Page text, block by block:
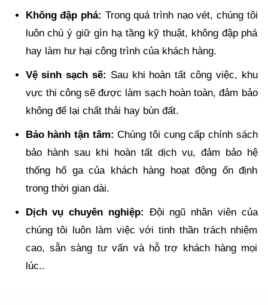
Không đập phá: Trong quá trình nạo vét, chúng tôi
luôn chú ý giữ gìn hạ tầng kỹ thuật, không đập phá
hay làm hư hại công trình của khách hàng.
Vệ sinh sạch sẽ: Sau khi hoàn tất công việc, khu
vực thi công sẽ được làm sạch hoàn toàn, đảm bảo
không để lại chất thải hay bùn đất.
Bảo hành tận tâm:Chúng tôi cung cấp chính sách
bảo hành sau khi hoàn tất dịch vụ, đảm bảo hệ
thống hố ga của khách hàng hoạt động ổn định
trong thời gian dài.
Dịch vụ chuyên nghiệp: Đội ngũ nhân viên của
chúng tôi luôn làm việc với tinh thần trách nhiệm
cao, sẵn sàng tư vấn và hỗ trợ khách hàng mọi
lúc..